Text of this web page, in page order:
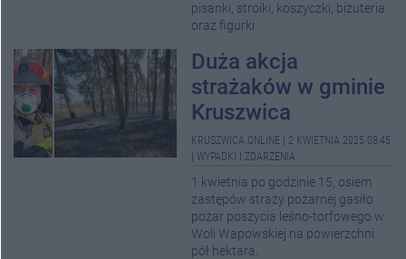
pisanki, stroiki, koszyczki, biżuteria
oraz figurki.
Duża akcja
strażaków w gminie
Kruszwica
KRUSZWICA.ONLINE
2 KWIETNIA 2025 08:45
WYPADKI I ZDARZENIA
1 kwietnia po godzinie 15, osiem
zastępów straży pożarnej gasiło
pożar poszycia leśno-torfowego w
Woli Wapowskiej na powierzchni
pół hektara.